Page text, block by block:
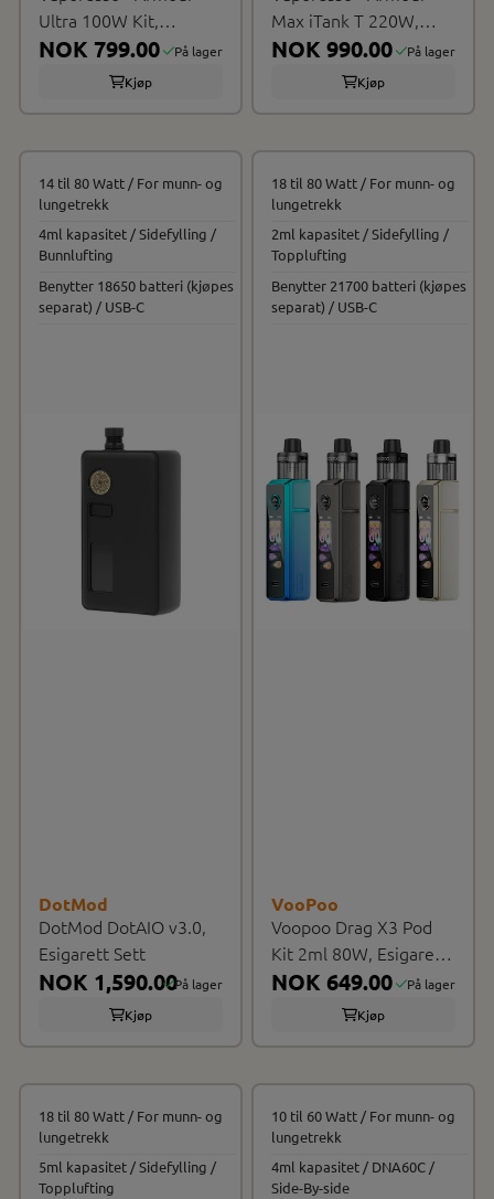
Ultra 100W Kit,
Esigarett Sett
NOK 799.00
På lager
Kjøp
Max iTank T 220W,
Esigarett ...
NOK 990.00
På lager
Kjøp
DotMod
DotMod DotAIO v3.0,
Esigarett Sett
NOK 1,590.00På lager
Kjøp
14 til 80 Watt / For munn- og
lungetrekk
4ml kapasitet / Sidefylling /
Bunnlufting
Benytter 18650 batteri (kjøpes
separat) / USB-C
VooPoo
Voopoo Drag X3 Pod
Kit 2ml 80W, Esigarett
Sett
NOK 649.00
På lager
Kjøp
18 til 80 Watt / For munn- og
lungetrekk
2ml kapasitet / Sidefylling /
Topplufting
Benytter 21700 batteri (kjøpes
separat) / USB-C
18 til 80 Watt / For munn- og
lungetrekk
5ml kapasitet / Sidefylling /
Topplufting
10 til 60 Watt / For munn- og
lungetrekk
4ml kapasitet / DNA60C /
Side-By-side